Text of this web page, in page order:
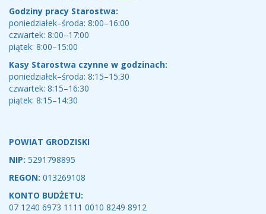
Godziny pracy Starostwa:
poniedziałek–środa: 8:00–16:00
czwartek: 8:00–17:00
piątek: 8:00–15:00
Kasy Starostwa czynne w godzinach:
poniedziałek–środa: 8:15–15:30
czwartek: 8:15–16:30
piątek: 8:15–14:30
POWIAT GRODZISKI
NIP: 5291798895
REGON: 013269108
KONTO BUDŻETU:
07 1240 6973 1111 0010 8249 8912